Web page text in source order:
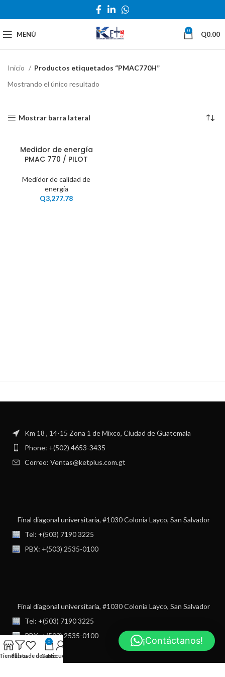
MENÚ 0 Q0.00
Inicio
Productos etiquetados “PMAC770H”
Mostrando el único resultado
Mostrar barra lateral
Medidor de energía
PMAC 770 / PILOT
Medidor de calidad de
energía
Q3,277.78
Km 18 , 14-15 Zona 1 de Mixco, Ciudad de Guatemala
Phone: +(502) 4653-3435
Correo: Ventas@ketplus.com.gt
Final diagonal universitaria, #1030 Colonia Layco, San Salvador
Tel: +(503) 7190 3225
PBX: +(503) 2535-0100
Final diagonal universitaria, #1030 Colonia Layco, San Salvador
Tel: +(503) 7190 3225
PBX: +(503) 2535-0100
Filtros
Lista de deseos
0
Carro
Mi cuenta
¡Contáctanos!